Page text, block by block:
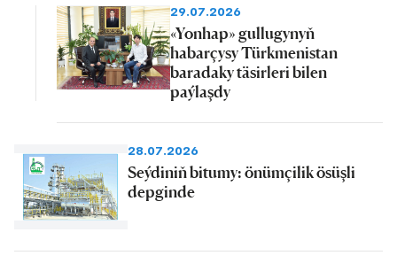
29.07.2026
«Yonhap» gullugynyň
habarçysy Türkmenistan
baradaky täsirleri bilen
paýlaşdy
28.07.2026
Seýdiniň bitumy: önümçilik ösüşli
depginde